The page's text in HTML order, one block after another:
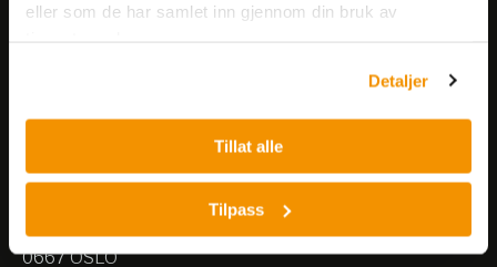
eller som de har samlet inn gjennom din bruk av
Detaljer
Tillat alle
Tilpass
Besøksadresse:
0667 OSLO
Nils Hansens vei 10
0667 OSLO